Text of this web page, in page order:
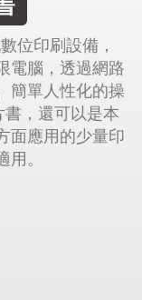
位印刷設備，
電腦，透過網路
簡單人性化的操
，還可以是本
面應用的少量印
。